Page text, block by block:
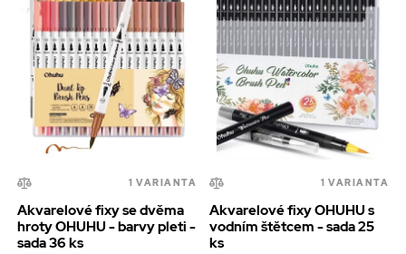
1 VARIANTA
Akvarelové fixy se dvěma
hroty OHUHU - barvy pleti -
sada 36 ks
1 VARIANTA
Akvarelové fixy OHUHU s
vodním štětcem - sada 25
ks